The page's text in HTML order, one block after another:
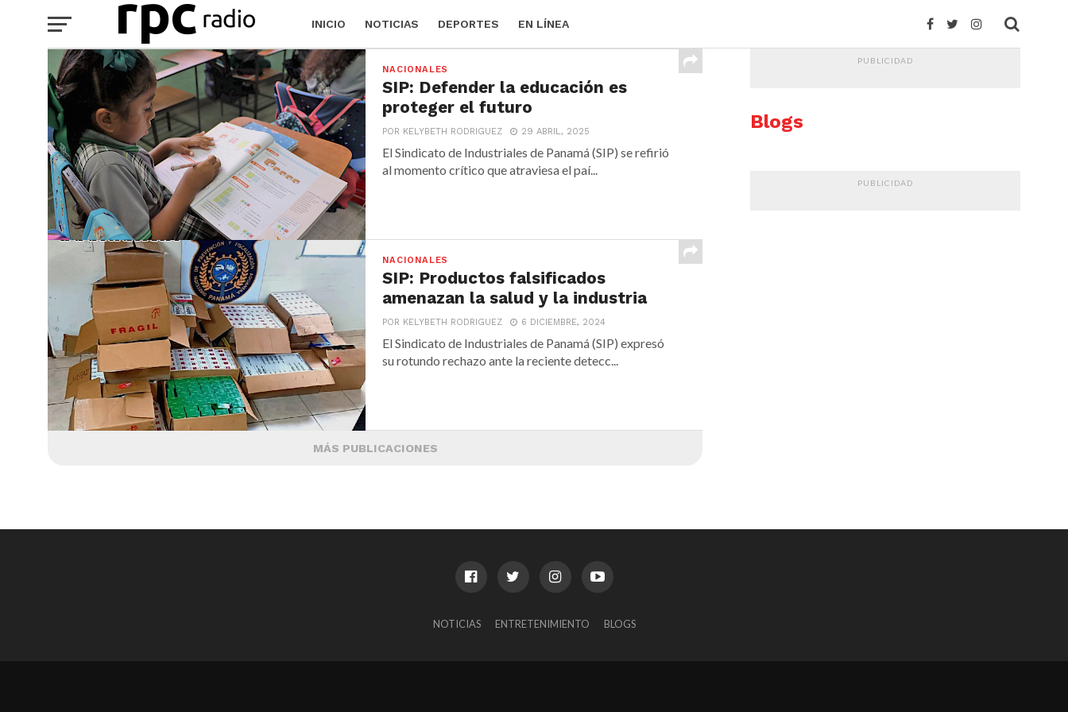
INICIO NOTICIAS DEPORTES EN LÍNEA
NACIONALES
SIP: Defender la educación es
proteger el futuro
POR KELYBETH RODRIGUEZ 29 ABRIL, 2025
El Sindicato de Industriales de Panamá (SIP) se refirió
al momento crítico que atraviesa el paí...
NACIONALES
SIP: Productos falsificados
amenazan la salud y la industria
POR KELYBETH RODRIGUEZ 6 DICIEMBRE, 2024
El Sindicato de Industriales de Panamá (SIP) expresó
su rotundo rechazo ante la reciente detecc...
MÁS PUBLICACIONES
PUBLICIDAD
Blogs
PUBLICIDAD
NOTICIAS ENTRETENIMIENTO BLOGS